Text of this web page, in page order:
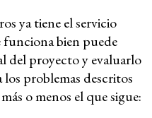
ya tiene el servicio
bien puede
del proyecto y evaluarlo
problemas descritos
o menos el que sigue: